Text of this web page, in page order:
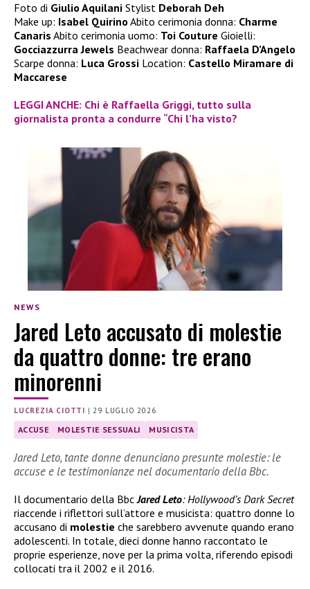
Foto di Giulio Aquilani Stylist Deborah Deh
Make up: Isabel Quirino Abito cerimonia donna: Charme
Canaris Abito cerimonia uomo: Toi Couture Gioielli:
Gocciazzurra Jewels Beachwear donna: Raffaela D’Angelo
Scarpe donna: Luca Grossi Location: Castello Miramare di
Maccarese
LEGGI ANCHE: Chi è Raffaella Griggi, tutto sulla
giornalista pronta a condurre “Chi l’ha visto?
NEWS
Jared Leto accusato di molestie
da quattro donne: tre erano
minorenni
LUCREZIA CIOTTI | 29 LUGLIO 2026
ACCUSE MOLESTIE SESSUALI MUSICISTA
Jared Leto, tante donne denunciano presunte molestie: le
accuse e le testimonianze nel documentario della Bbc.
Il documentario della BbcJared Leto: Hollywood’s Dark Secret
riaccende i riflettori sull’attore e musicista: quattro donne lo
accusano di molestie che sarebbero avvenute quando erano
adolescenti. In totale, dieci donne hanno raccontato le
proprie esperienze, nove per la prima volta, riferendo episodi
collocati tra il 2002 e il 2016.